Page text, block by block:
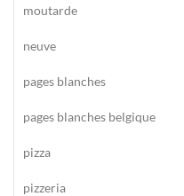
moutarde
neuve
pages blanches
pages blanches belgique
pizza
pizzeria